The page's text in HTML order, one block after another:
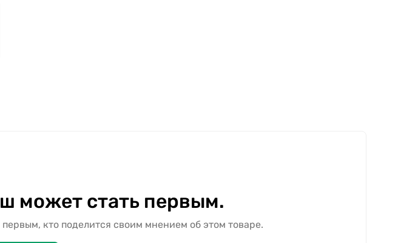
может стать первым.
кто поделится своим мнением об этом товаре.